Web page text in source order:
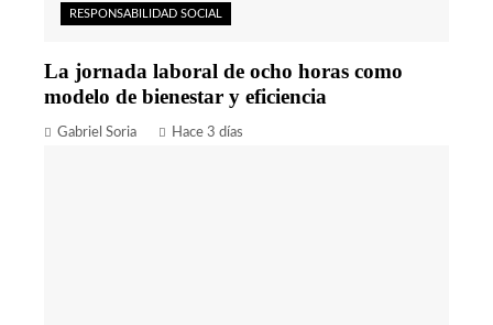
RESPONSABILIDAD SOCIAL
La jornada laboral de ocho horas como
modelo de bienestar y eficiencia
Gabriel Soria Hace 3 días